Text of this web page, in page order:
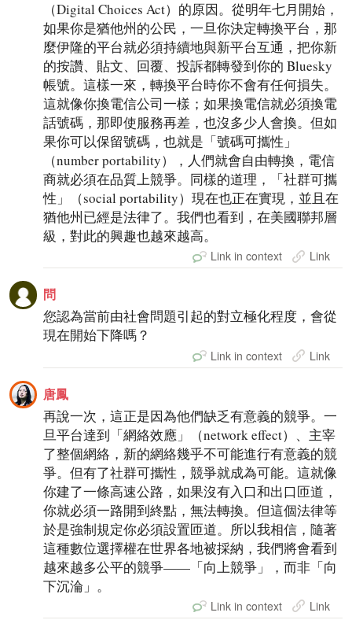
（Digital Choices Act）的原因。從明年七月開始，
如果你是猶他州的公民，一旦你決定轉換平台，那
麼伊隆的平台就必須持續地與新平台互通，把你新
的按讚、貼文、回覆、投訴都轉發到你的 Bluesky
帳號。這樣一來，轉換平台時你不會有任何損失。
這就像你換電信公司一樣；如果換電信就必須換電
話號碼，那即使服務再差，也沒多少人會換。但如
果你可以保留號碼，也就是「號碼可攜性」
（number portability），人們就會自由轉換，電信
商就必須在品質上競爭。同樣的道理，「社群可攜
性」（social portability）現在也正在實現，並且在
猶他州已經是法律了。我們也看到，在美國聯邦層
級，對此的興趣也越來越高。
Link in context Link
問
您認為當前由社會問題引起的對立極化程度，會從
現在開始下降嗎？
Link in context Link
唐鳳
再說一次，這正是因為他們缺乏有意義的競爭。一
旦平台達到「網絡效應」（network effect）、主宰
了整個網絡，新的網絡幾乎不可能進行有意義的競
爭。但有了社群可攜性，競爭就成為可能。這就像
你建了一條高速公路，如果沒有入口和出口匝道，
你就必須一路開到終點，無法轉換。但這個法律等
於是強制規定你必須設置匝道。所以我相信，隨著
這種數位選擇權在世界各地被採納，我們將會看到
越來越多公平的競爭——「向上競爭」，而非「向
下沉淪」。
Link in context Link